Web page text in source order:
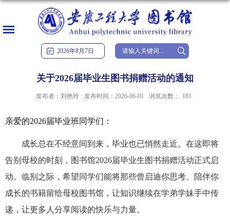
2026年8月7日
关于2026届毕业生图书捐赠活动的通知
发布者：刘艳玲 发布时间：2026-06-01 浏览次数： 181
亲爱的2026届毕业班同学们：
成长总在不经意间到来，毕业也已悄然走近。在这即将
告别母校的时刻， 图书馆2026届毕业生图书捐赠活动正式启
动。临别之际，希望同学们能将那些曾启迪你思考、陪伴你
成长的书籍留给母校图书馆，让知识继续在学弟学妹手中传
递，让更多人分享阅读的快乐与力量。